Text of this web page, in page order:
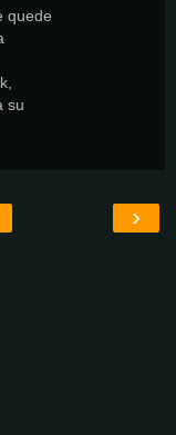
quede
su
›